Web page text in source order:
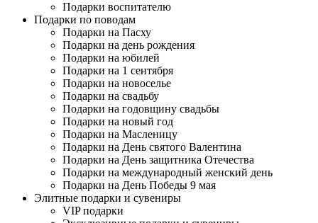
Подарки воспитателю
Подарки по поводам
Подарки на Пасху
Подарки на день рождения
Подарки на юбилей
Подарки на 1 сентября
Подарки на новоселье
Подарки на свадьбу
Подарки на годовщину свадьбы
Подарки на новый год
Подарки на Масленицу
Подарки на День святого Валентина
Подарки на День защитника Отечества
Подарки на международный женский день
Подарки на День Победы 9 мая
Элитные подарки и сувениры
VIP подарки